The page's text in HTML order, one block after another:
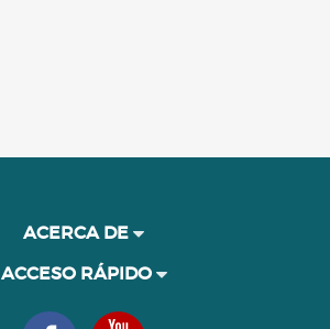
ACERCA DE
ACCESO RÁPIDO